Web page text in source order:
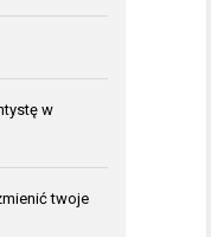
w
twoje